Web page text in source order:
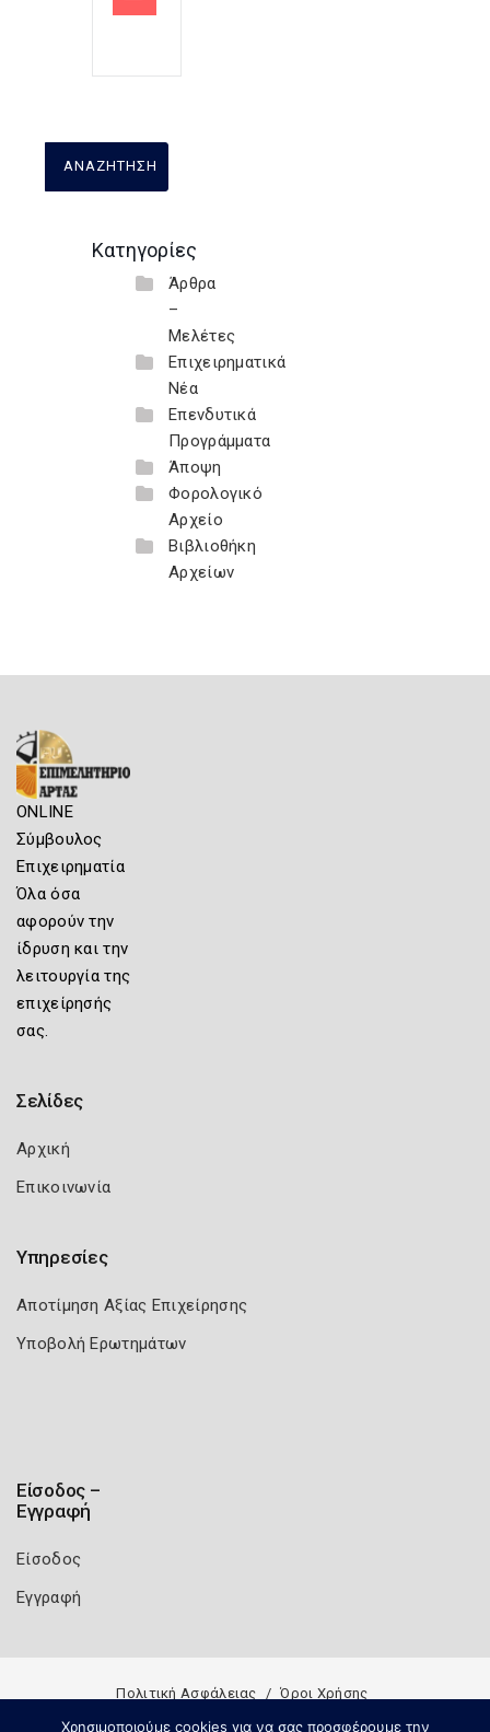
Κατηγορίες
Άρθρα
–
Μελέτες
Επιχειρηματικά
Νέα
Επενδυτικά
Προγράμματα
Άποψη
Φορολογικό
Αρχείο
Βιβλιοθήκη
Αρχείων
ONLINE
Σύμβουλος
Επιχειρηματία
Όλα όσα
αφορούν την
ίδρυση και την
λειτουργία της
επιχείρησής
σας.
Σελίδες
Αρχική
Επικοινωνία
Υπηρεσίες
Αποτίμηση Αξίας Επιχείρησης
Υποβολή Ερωτημάτων
Είσοδος –
Εγγραφή
Είσοδος
Εγγραφή
Πολιτική Ασφάλειας Όροι Χρήσης
Χρησιμοποιούμε cookies για να σας προσφέρουμε την
Copyright 2026 Knowledge A.E.